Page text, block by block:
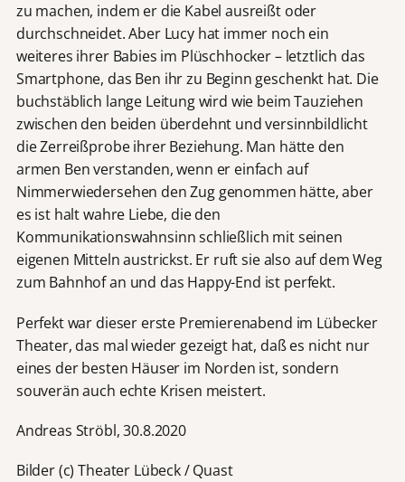
zu machen, indem er die Kabel ausreißt oder
durchschneidet. Aber Lucy hat immer noch ein
weiteres ihrer Babies im Plüschhocker – letztlich das
Smartphone, das Ben ihr zu Beginn geschenkt hat. Die
buchstäblich lange Leitung wird wie beim Tauziehen
zwischen den beiden überdehnt und versinnbildlicht
die Zerreißprobe ihrer Beziehung. Man hätte den
armen Ben verstanden, wenn er einfach auf
Nimmerwiedersehen den Zug genommen hätte, aber
es ist halt wahre Liebe, die den
Kommunikationswahnsinn schließlich mit seinen
eigenen Mitteln austrickst. Er ruft sie also auf dem Weg
zum Bahnhof an und das Happy-End ist perfekt.
Perfekt war dieser erste Premierenabend im Lübecker
Theater, das mal wieder gezeigt hat, daß es nicht nur
eines der besten Häuser im Norden ist, sondern
souverän auch echte Krisen meistert.
Andreas Ströbl, 30.8.2020
Bilder (c) Theater Lübeck / Quast